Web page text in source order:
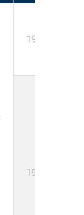
1991
1992